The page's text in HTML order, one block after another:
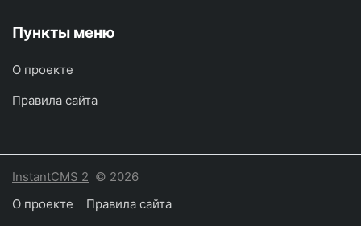
Пункты меню
О проекте
Правила сайта
InstantCMS 2 © 2026
О проекте
Правила сайта